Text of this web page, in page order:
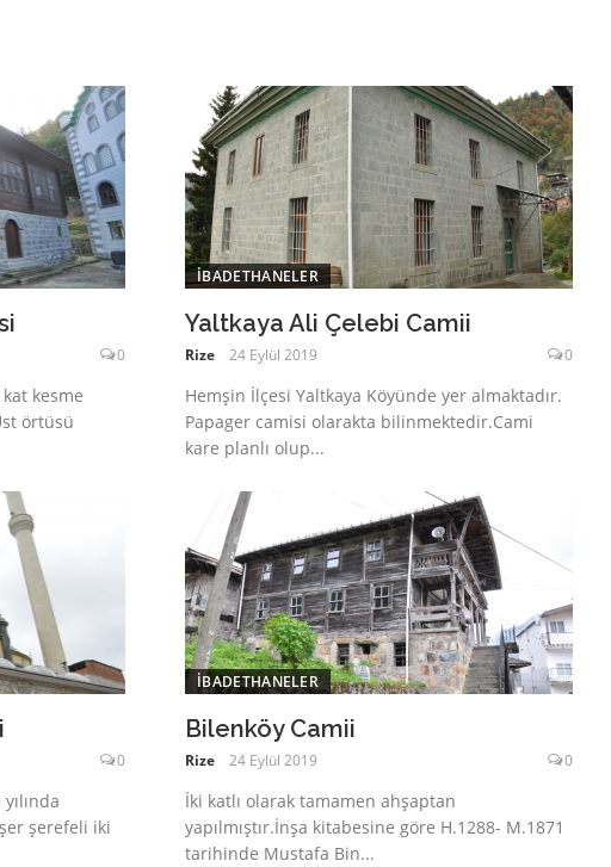
0
kesme
örtüsü
İBADETHANELER
Yaltkaya Ali Çelebi Camii
Rize 24 Eylül 2019 0
Hemşin İlçesi Yaltkaya Köyünde yer almaktadır.
Papager camisi olarakta bilinmektedir.Cami
kare planlı olup...
0
şerefeli iki
İBADETHANELER
Bilenköy Camii
Rize 24 Eylül 2019 0
İki katlı olarak tamamen ahşaptan
yapılmıştır.İnşa kitabesine göre H.1288- M.1871
tarihinde Mustafa Bin...